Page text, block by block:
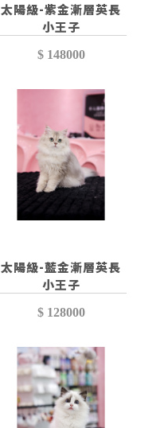
太陽級-紫金漸層英長
小王子
$ 148000
太陽級-藍金漸層英長
小王子
$ 128000